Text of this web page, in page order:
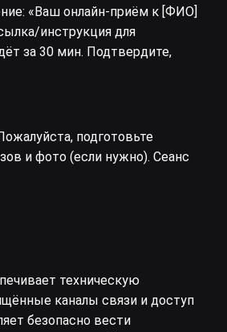
«Ваш онлайн‑приём к [ФИО]
инструкция для
за 30 мин. Подтвердите,
подготовьте
и фото (если нужно). Сеанс
техническую
каналы связи и доступ
безопасно вести